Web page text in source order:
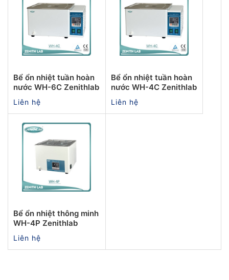
Bể ổn nhiệt tuần hoàn
nước WH-6C Zenithlab
Liên hệ
Bể ổn nhiệt tuần hoàn
nước WH-4C Zenithlab
Liên hệ
Bể ổn nhiệt thông minh
WH-4P Zenithlab
Liên hệ